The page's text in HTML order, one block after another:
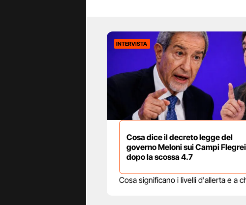
INTERVISTA
Cosa dice il decreto legge del
governo Meloni sui Campi Flegrei
dopo la scossa 4.7
Cosa significano i livelli d'allerta e a